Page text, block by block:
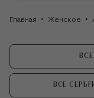
Главная Женское
ВСЕ